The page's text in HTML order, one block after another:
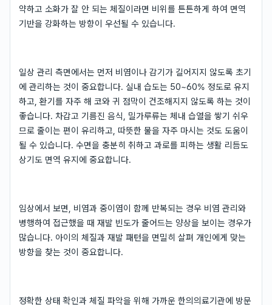
약하고 소화가 잘 안 되는 체질이라면 비위를 튼튼하게 하여 면역
기반을 강화하는 방향이 우선될 수 있습니다.
일상 관리 측면에서는 먼저 비염이나 감기가 길어지지 않도록 초기
에 관리하는 것이 중요합니다. 실내 습도는 50~60% 정도로 유지
하고, 환기를 자주 해 코와 귀 점막이 건조해지지 않도록 하는 것이
좋습니다. 차갑고 기름진 음식, 밀가루류는 체내 습열을 쌓기 쉬우
므로 줄이는 편이 유리하고, 따뜻한 물을 자주 마시는 것도 도움이
될 수 있습니다. 수면을 충분히 취하고 과로를 피하는 생활 리듬도
상기도 면역 유지에 중요합니다.
임상에서 보면, 비염과 중이염이 함께 반복되는 경우 비염 관리와
병행하여 접근했을 때 재발 빈도가 줄어드는 양상을 보이는 경우가
많습니다. 아이의 체질과 재발 패턴을 면밀히 살펴 개인에게 맞는
방향을 찾는 것이 중요합니다.
정확한 상태 확인과 체질 파악을 위해 가까운 한의의료기관에 방문